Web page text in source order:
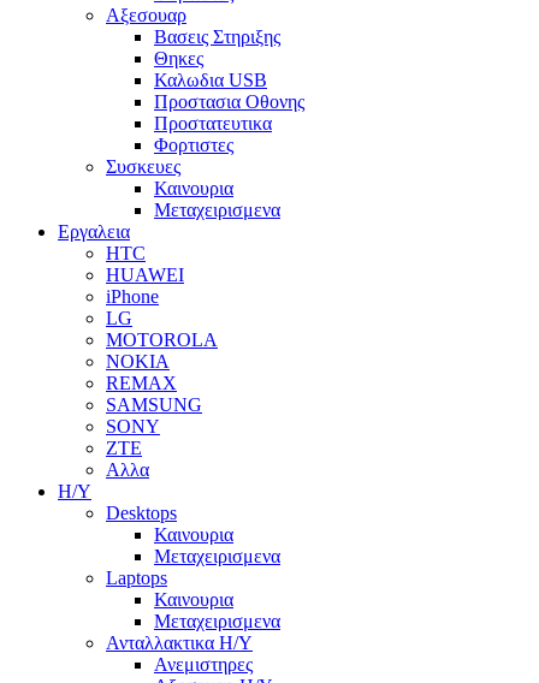
Αξεσουαρ
Βασεις Στηριξης
Θηκες
Καλωδια USB
Προστασια Οθονης
Προστατευτικα
Φορτιστες
Συσκευες
Καινουρια
Μεταχειρισμενα
Εργαλεια
HTC
HUAWEI
iPhone
LG
MOTOROLA
NOKIA
REMAX
SAMSUNG
SONY
ZTE
Αλλα
Η/Υ
Desktops
Καινουρια
Μεταχειρισμενα
Laptops
Καινουρια
Μεταχειρισμενα
Ανταλλακτικα H/Y
Ανεμιστηρες